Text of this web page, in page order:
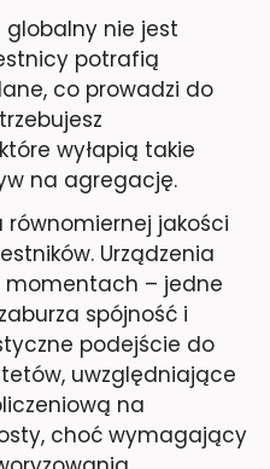
globalny nie jest
potrafią
co prowadzi do
wyłapią takie
na agregację.
równomiernej jakości
Urządzenia
momentach – jedne
spójność i
podejście do
uwzględniające
na
choć wymagający